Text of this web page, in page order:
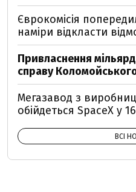
Єврокомісія
наміри відкласти
Привласнення
справу
Мегазавод з
обійдеться SpaceX у
ВСІ